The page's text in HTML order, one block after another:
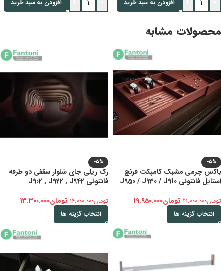
افزودن به سبد خرید افزودن به سبد خرید
محصولات مشابه
-5%
باکس چرمی مشبک کامپکت فرنچ
استایل فانتونی J950 / J930 / J910
تومان21.000.000 تومان19.950.000
انتخاب گزینه ها
-5%
رک ریلی جای شلوار سقفی دو طرفه
فانتونی J902 , J922 , J942
تومان14.000.000 تومان13.300.000
انتخاب گزینه ها